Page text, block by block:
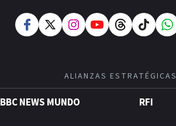
ALIANZAS ESTRATÉGICAS
BBC NEWS MUNDO RFI